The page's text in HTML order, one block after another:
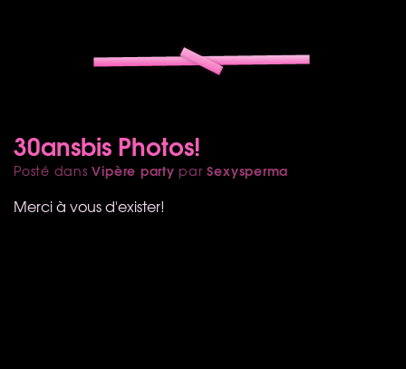
30ansbis Photos!
Posté dansVipère party parSexysperma
Merci à vous d'exister!